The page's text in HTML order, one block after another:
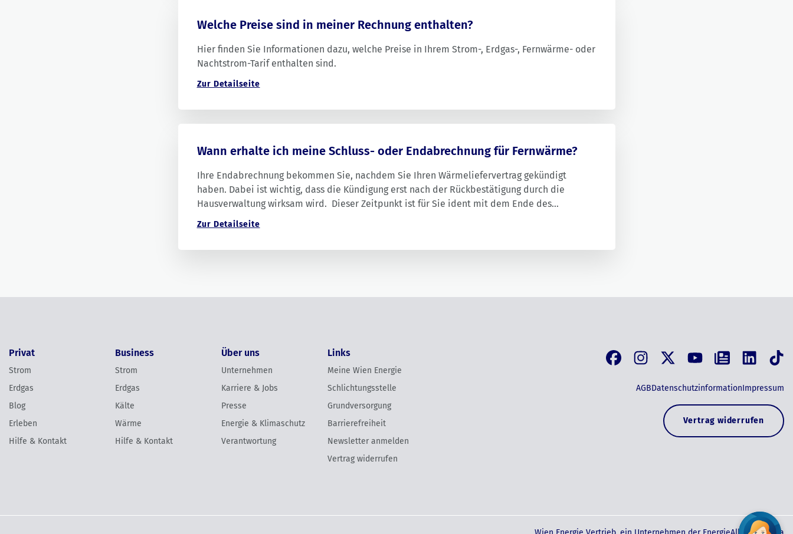
Welche Preise sind in meiner Rechnung enthalten?
Hier finden Sie Informationen dazu, welche Preise in Ihrem Strom-, Erdgas-, Fernwärme- oder
Nachtstrom-Tarif enthalten sind.
Zur Detailseite
Wann erhalte ich meine Schluss- oder Endabrechnung für Fernwärme?
Ihre Endabrechnung bekommen Sie, nachdem Sie Ihren Wärmeliefervertrag gekündigt
haben. Dabei ist wichtig, dass die Kündigung erst nach der Rückbestätigung durch die
Hausverwaltung wirksam wird. Dieser Zeitpunkt ist für Sie ident mit dem Ende des
Mietvertrags. Im Anschluss kann es
Sie Ihre Abrechnung bekommen. Wichtig ist, dass Sie unserem
Zur Detailseite
Privat
Strom
Erdgas
Blog
Erleben
Hilfe & Kontakt
Business
Strom
Erdgas
Kälte
Wärme
Hilfe & Kontakt
Über uns
Unternehmen
Karriere & Jobs
Presse
Energie & Klimaschutz
Verantwortung
Links
Meine Wien Energie
Schlichtungsstelle
Grundversorgung
Barrierefreiheit
Newsletter anmelden
Vertrag widerrufen
AGBDatenschutzinformationImpressum
Vertrag widerrufen